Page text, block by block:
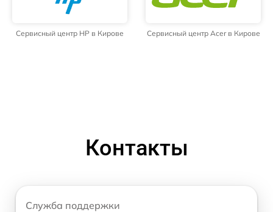
Сервисный центр HP в Кирове Сервисный центр Acer в Кирове
Контакты
Служба поддержки